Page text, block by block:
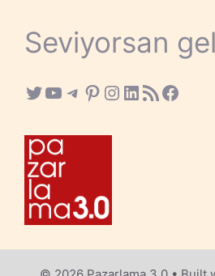
Seviyorsan
Twitter
YouTube
Telegram
Pinterest
Instagram
LinkedIn
RSS Feed